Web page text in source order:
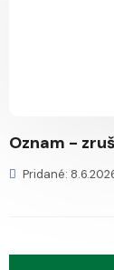
Oznam -
Pridané: